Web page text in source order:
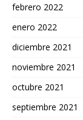
febrero 2022
enero 2022
diciembre 2021
noviembre 2021
octubre 2021
septiembre 2021